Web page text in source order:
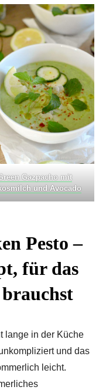
Gazpacho mit
und Avocado
Pesto –
für das
lange in der Küche
und das
leicht.